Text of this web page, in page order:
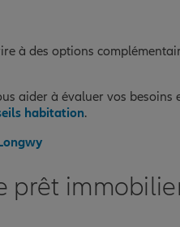
à des options
aider à évaluer vos besoins
habitation.
prêt